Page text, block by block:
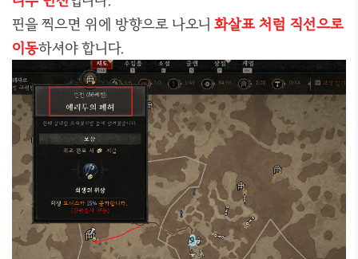
핀을 찍으면 위에 방향으로 나오니화살표 처럼 직선으로
이동하셔야 합니다.